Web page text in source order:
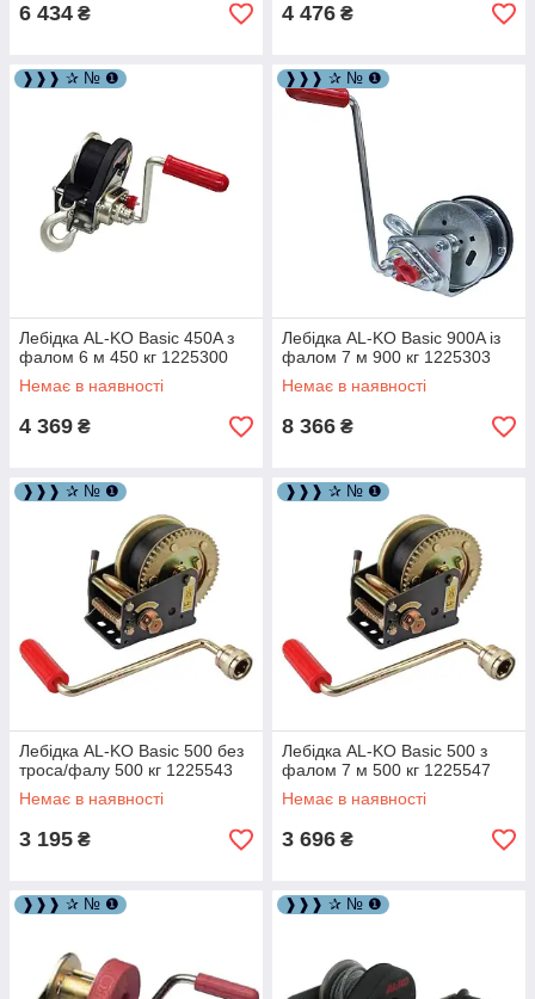
6 434 ₴ 4 476 ₴
❱❱❱ ✰ № ❶
Лебідка AL-KO Basic 450A з
фалом 6 м 450 кг 1225300
Немає в наявності
4 369 ₴
❱❱❱ ✰ № ❶
Лебідка AL-KO Basic 900A із
фалом 7 м 900 кг 1225303
Немає в наявності
8 366 ₴
❱❱❱ ✰ № ❶
Лебідка AL-KO Basic 500 без
троса/фалу 500 кг 1225543
Немає в наявності
3 195 ₴
❱❱❱ ✰ № ❶
Лебідка AL-KO Basic 500 з
фалом 7 м 500 кг 1225547
Немає в наявності
3 696 ₴
❱❱❱ ✰ № ❶ ❱❱❱ ✰ № ❶